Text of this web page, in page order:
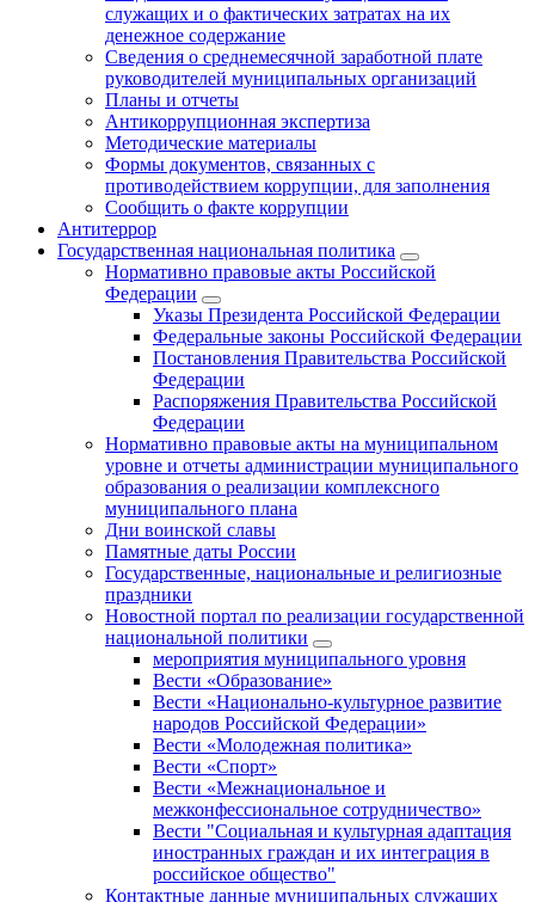
служащих и о фактических затратах на их
денежное содержание
Сведения о среднемесячной заработной плате
руководителей муниципальных организаций
Планы и отчеты
Антикоррупционная экспертиза
Методические материалы
Формы документов, связанных с
противодействием коррупции, для заполнения
Сообщить о факте коррупции
Антитеррор
Государственная национальная политика
Нормативно правовые акты Российской
Федерации
Указы Президента Российской Федерации
Федеральные законы Российской Федерации
Постановления Правительства Российской
Федерации
Распоряжения Правительства Российской
Федерации
Нормативно правовые акты на муниципальном
уровне и отчеты администрации муниципального
образования о реализации комплексного
муниципального плана
Дни воинской славы
Памятные даты России
Государственные, национальные и религиозные
праздники
Новостной портал по реализации государственной
национальной политики
мероприятия муниципального уровня
Вести «Образование»
Вести «Национально-культурное развитие
народов Российской Федерации»
Вести «Молодежная политика»
Вести «Спорт»
Вести «Межнациональное и
межконфессиональное сотрудничество»
Вести "Социальная и культурная адаптация
иностранных граждан и их интеграция в
российское общество"
Контактные данные муниципальных служащих